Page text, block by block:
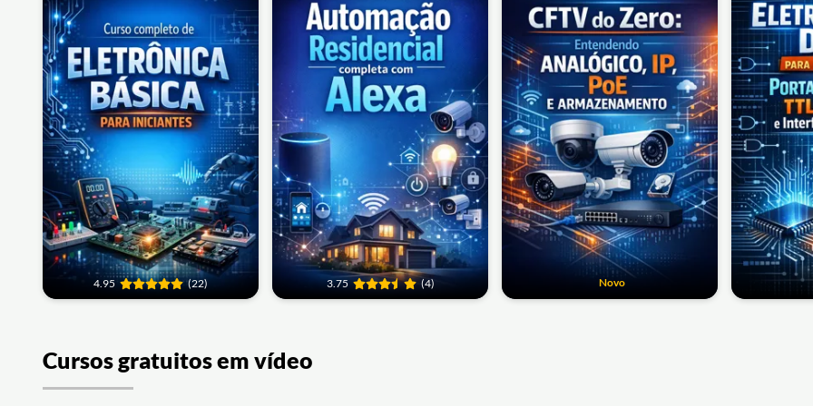
4.95 (22) 3.75 (4) Novo
Cursos gratuitos em vídeo